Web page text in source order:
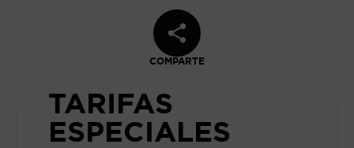
COMPARTE
TARIFAS
ESPECIALES